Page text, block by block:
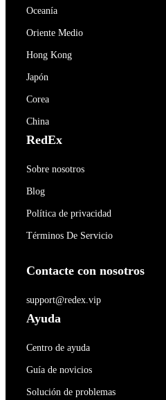
Oceanía
Oriente Medio
Hong Kong
Japón
Corea
China
RedEx
Sobre nosotros
Blog
Política de privacidad
Términos De Servicio
Contacte con nosotros
support@redex.vip
Ayuda
Centro de ayuda
Guía de novicios
Solución de problemas